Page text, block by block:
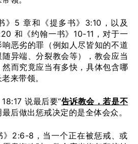
》5 章和《提多书》3:10，以及
和《约翰一书》10-11，对于一
恶劣的罪（例如人尽皆知的不道
异端、分裂教会等），教会应当
而究竟应当有多快，具体包含哪
来带领。
说最后要“告诉教会，若是不
最后做出惩戒决定的是全体会众。
》2:6-8，当一个正在被惩戒、或